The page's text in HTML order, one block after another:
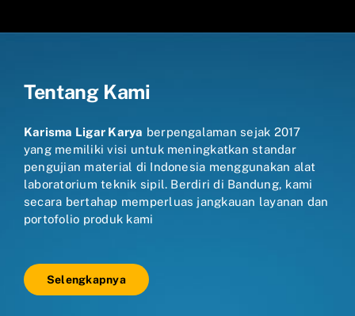
Tentang Kami
Karisma Ligar Karya berpengalaman sejak 2017
yang memiliki visi untuk meningkatkan standar
pengujian material di Indonesia menggunakan alat
laboratorium teknik sipil. Berdiri di Bandung, kami
secara bertahap memperluas jangkauan layanan dan
portofolio produk kami
Selengkapnya